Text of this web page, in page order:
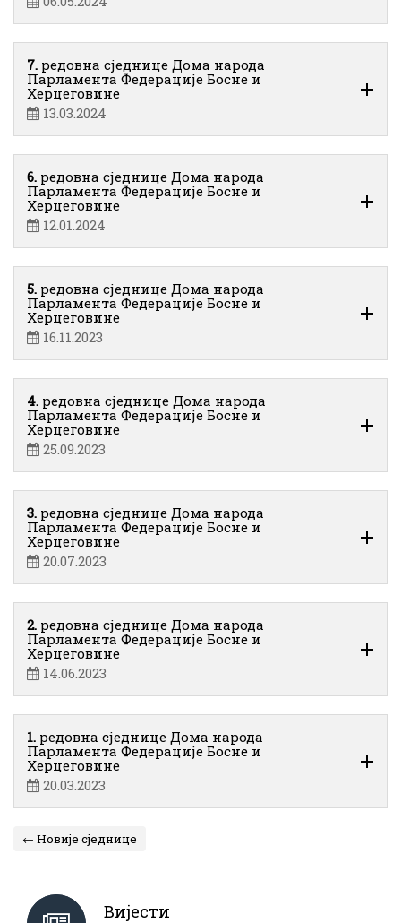
7. редовна сједнице Дома народа
Парламента Федерације Босне и
Херцеговине
13.03.2024
6. редовна сједнице Дома народа
Парламента Федерације Босне и
Херцеговине
12.01.2024
5. редовна сједнице Дома народа
Парламента Федерације Босне и
Херцеговине
16.11.2023
4. редовна сједнице Дома народа
Парламента Федерације Босне и
Херцеговине
25.09.2023
3. редовна сједнице Дома народа
Парламента Федерације Босне и
Херцеговине
20.07.2023
2. редовна сједнице Дома народа
Парламента Федерације Босне и
Херцеговине
14.06.2023
1. редовна сједнице Дома народа
Парламента Федерације Босне и
Херцеговине
20.03.2023
← Новије сједнице
Вијести